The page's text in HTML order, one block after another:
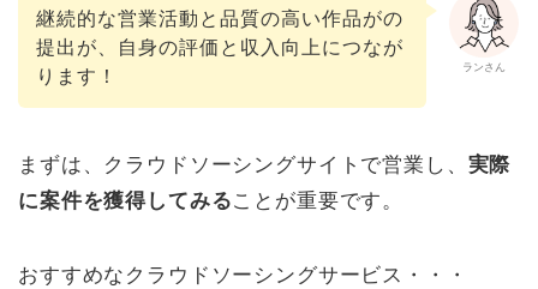
ランさん
継続的な営業活動と品質の高い作品がの
提出が、自身の評価と収入向上につなが
ります！
まずは、クラウドソーシングサイトで営業し、 実際
に案件を獲得してみることが重要です。
おすすめなクラウドソーシングサービス・・・